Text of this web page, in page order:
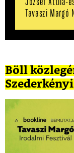
József Attila-
Tavaszi
Böll